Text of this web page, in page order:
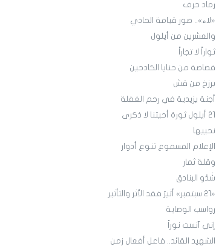
رماد حرف
«لاء».. صور قيامة الحادي
والعشرين من أيلول
ثواراً لا تجاراً
قصاصة من حنايا الكادحين
برزخ من قش
أجنة يزيدية في رحم الغفلة
21 أيلول ثورة أحيتنا لا ذكرى
نحييها
الإعلام المسموع تنوع أدوار
وقلة ثمار
شَدْو البنادق
«21 سبتمبر» أثيرٌ فقد الأثر والتأثير
رواسب الوصاية
إني آنست نوراً
الشهيد القائد.. فاعل أفعال زمن